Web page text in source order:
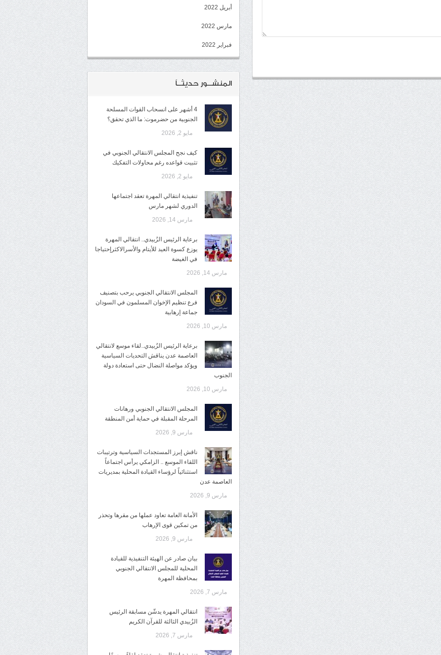
أبريل 2022
مارس 2022
فبراير 2022
المنشــور حديثــاً
4 أشهر على انسحاب القوات المسلحة
الجنوبية من حضرموت: ما الذي تحقق؟
مايو 2, 2026
كيف نجح المجلس الانتقالي الجنوبي في
تثبيت قواعده رغم محاولات التفكيك
مايو 2, 2026
تنفيذية انتقالي المهرة تعقد اجتماعها
الدوري لشهر مارس
مارس 14, 2026
برعاية الرئيس الزُبيدي.. انتقالي المهرة
يوزع كسوة العيد للأيتام والأسرالاكثرإحتياجا
في الغيضة
مارس 14, 2026
المجلس الانتقالي الجنوبي يرحب بتصنيف
فرع تنظيم الإخوان المسلمون في السودان
جماعة إرهابية
مارس 10, 2026
برعاية الرئيس الزُبيدي..لقاء موسع لانتقالي
العاصمة عدن يناقش التحديات السياسية
ويؤكد مواصلة النضال حتى استعادة دولة
الجنوب
مارس 10, 2026
المجلس الانتقالي الجنوبي ورهانات
المرحلة المقبلة في حماية أمن المنطقة
مارس 9, 2026
ناقش إبرز المستجدات السياسية وترتيبات
اللقاء الموسع .. الزامكي يرأس اجتماعاً
استثنائياً لرؤساء القيادة المحلية بمديريات
العاصمة عدن
مارس 9, 2026
الأمانة العامة تعاود عملها من مقرها وتحذر
من تمكين قوى الإرهاب
مارس 9, 2026
بيان صادر عن الهيئة التنفيذية للقيادة
المحلية للمجلس الانتقالي الجنوبي
بمحافظة المهرة
مارس 7, 2026
انتقالي المهرة يدشّن مسابقة الرئيس
الزُبيدي الثالثة للقرآن الكريم
مارس 7, 2026